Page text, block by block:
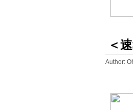
＜
Author: